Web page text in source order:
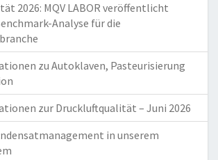
2026: MQV LABOR veröffentlicht
Analyse für die
zu Autoklaven, Pasteurisierung
zur Druckluftqualität – Juni 2026
in unserem